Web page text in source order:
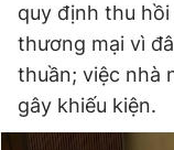
Theo dõi báo trên
Hotline
0906 645 777
quy định thu
thương mại vì
thuần; việc nhà
gây khiếu kiện.